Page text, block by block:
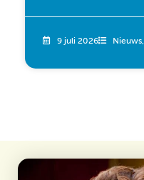
9 juli 2026 Nieuws,